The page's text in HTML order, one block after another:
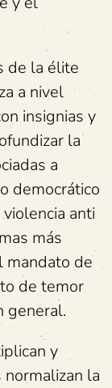
de la élite
a nivel
insignias y
la
a
democrático
anti
más
mandato de
de temor
general.
y
la